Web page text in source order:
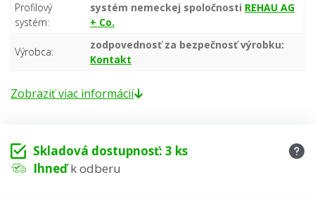
Profilový
systém:
systém nemeckej spoločnosti REHAU AG
+ Co.
Výrobca:
zodpovednosť za bezpečnosť výrobku:
Kontakt
Zobraziť viac informácií
Skladová dostupnosť: 3 ks
Ihneďk odberu